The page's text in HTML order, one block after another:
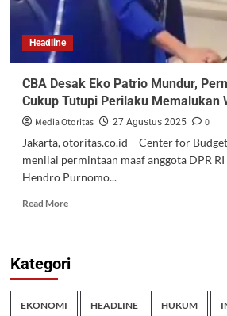
Headline
CBA Desak Eko Patrio Mundur,
Cukup Tutupi Perilaku Memalukan
Media Otoritas 27 Agustus 2025
0
Jakarta, otoritas.co.id – Center for
menilai permintaan maaf anggota DPR
Hendro Purnomo...
Read More
Kategori
EKONOMI HEADLINE HUKUM